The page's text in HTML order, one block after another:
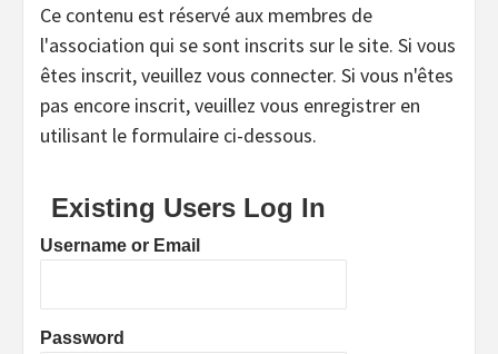
Ce contenu est réservé aux membres de
l'association qui se sont inscrits sur le site. Si vous
êtes inscrit, veuillez vous connecter. Si vous n'êtes
pas encore inscrit, veuillez vous enregistrer en
utilisant le formulaire ci-dessous.
Existing Users Log In
Username or Email
Password